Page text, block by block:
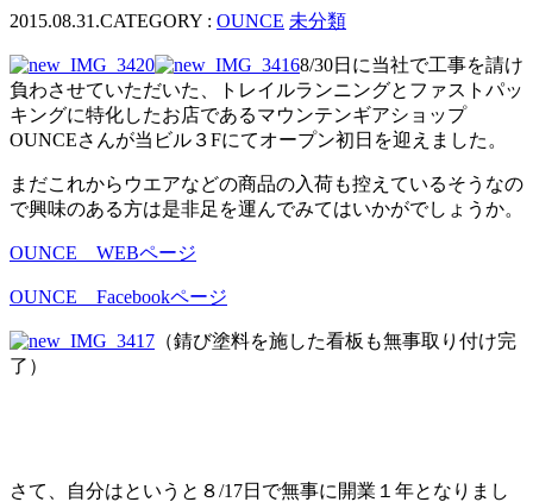
2015.08.31.CATEGORY : OUNCE 未分類
8/30日に当社で工事を請け
負わさせていただいた、トレイルランニングとファストパッ
キングに特化したお店であるマウンテンギアショップ
OUNCEさんが当ビル３Fにてオープン初日を迎えました。
まだこれからウエアなどの商品の入荷も控えているそうなの
で興味のある方は是非足を運んでみてはいかがでしょうか。
OUNCE WEBページ
OUNCE Facebookページ
（錆び塗料を施した看板も無事取り付け完
了）
さて、自分はというと８/17日で無事に開業１年となりまし